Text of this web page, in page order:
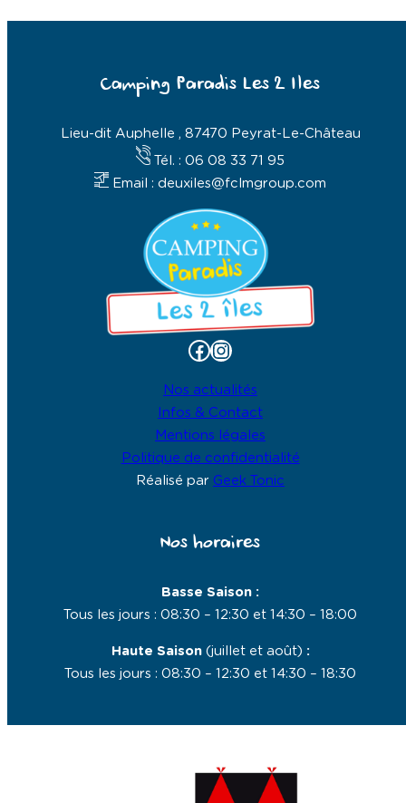
Camping Paradis Les 2 Iles
Lieu-dit Auphelle , 87470 Peyrat-Le-Château
Tél. : 06 08 33 71 95
Email : deuxiles@fclmgroup.com
Facebook Instagram
Nos actualités
Infos & Contact
Mentions légales
Politique de confidentialité
Réalisé par Geek Tonic
Nos horaires
Basse Saison :
Tous les jours : 08:30 – 12:30 et 14:30 – 18:00
Haute Saison (juillet et août) :
Tous les jours : 08:30 – 12:30 et 14:30 – 18:30